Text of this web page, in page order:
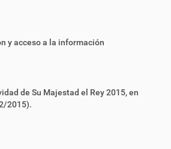
y acceso a la información
de Su Majestad el Rey 2015, en
2015).